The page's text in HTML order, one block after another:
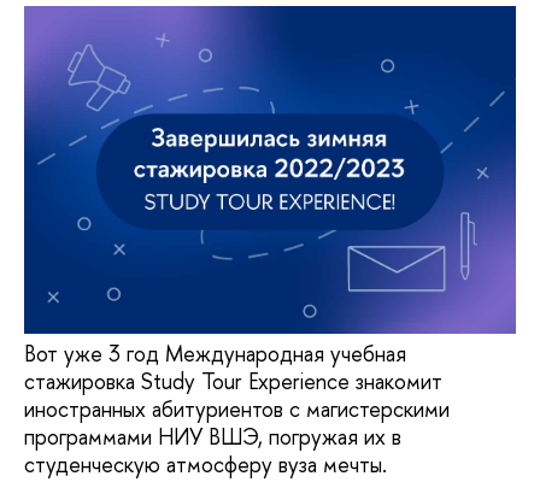
Вот уже 3 год Международная учебная
стажировка Study Tour Experience знакомит
иностранных абитуриентов с магистерскими
программами НИУ ВШЭ, погружая их в
студенческую атмосферу вуза мечты.